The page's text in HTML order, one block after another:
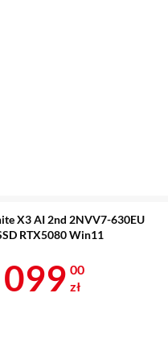
X3 AI 2nd 2NVV7-630EU
RTX5080 Win11
14 099
00
zł